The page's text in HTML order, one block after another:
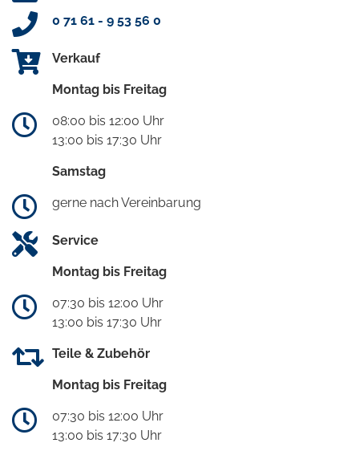
0 71 61 - 9 53 56 0
Verkauf
Montag bis Freitag
08:00 bis 12:00 Uhr
13:00 bis 17:30 Uhr
Samstag
gerne nach Vereinbarung
Service
Montag bis Freitag
07:30 bis 12:00 Uhr
13:00 bis 17:30 Uhr
Teile & Zubehör
Montag bis Freitag
07:30 bis 12:00 Uhr
13:00 bis 17:30 Uhr